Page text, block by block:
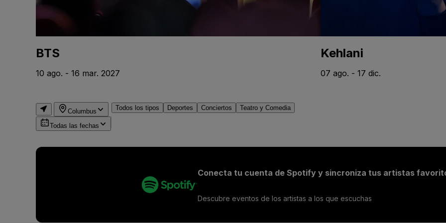
BTS
10 ago. - 16 mar. 2027
Kehlani
07 ago. - 17 dic.
Columbus
Todas las fechas
Todos los tipos Deportes Conciertos Teatro y Comedia
Conecta tu cuenta de Spotify y sincroniza tus artistas
Descubre eventos de los artistas a los que escuchas